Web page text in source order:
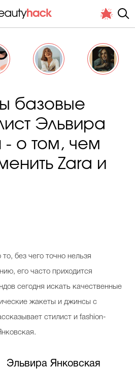
базовые
Эльвира
- о том, чем
Zara и
без чего точно нельзя
его часто приходится
сегодня искать качественные
жакеты и джинсы с
стилист и fashion-
Эльвира Янковская